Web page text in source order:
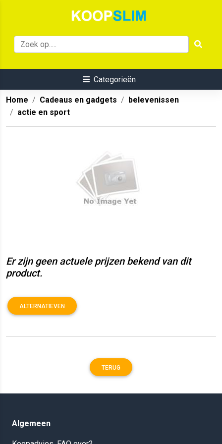
Categorieën
Home Cadeaus en gadgets
belevenissen
actie en sport
Er zijn geen actuele prijzen bekend van dit
product.
ALTERNATIEVEN
TERUG
Algemeen